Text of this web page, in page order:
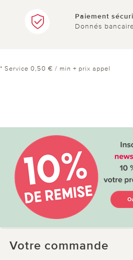
Paiement
Donnés
* Service 0,50 € / min + prix appel
Votre commande